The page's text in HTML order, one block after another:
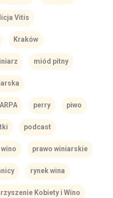
Vitis
Kraków
miód pitny
perry piwo
podcast
prawo winiarskie
rynek wina
Kobiety i Wino